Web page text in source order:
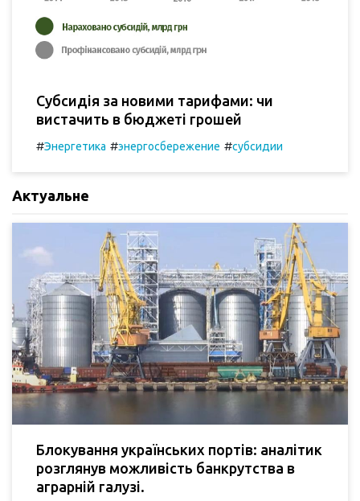
Субсидія за новими тарифами: чи
вистачить в бюджеті грошей
#Энергетика #энергосбережение #субсидии
Актуальне
Блокування українських портів: аналітик
розглянув можливість банкрутства в
аграрній галузі.